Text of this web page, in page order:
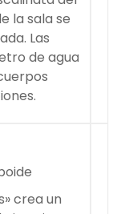
la sala se
Las
de agua
crea un